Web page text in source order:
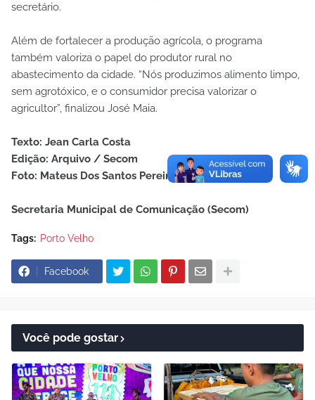
secretário.
Além de fortalecer a produção agrícola, o programa
também valoriza o papel do produtor rural no
abastecimento da cidade. “Nós produzimos alimento limpo,
sem agrotóxico, e o consumidor precisa valorizar o
agricultor”, finalizou José Maia.
Texto: Jean Carla Costa
Edição: Arquivo / Secom
Foto: Mateus Dos Santos Pereira
Secretaria Municipal de Comunicação (Secom)
Tags: Porto Velho
Facebook
Você pode gostar